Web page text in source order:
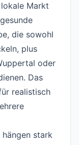
lokale Markt
die sowohl
plus
oder
Das
realistisch
stark